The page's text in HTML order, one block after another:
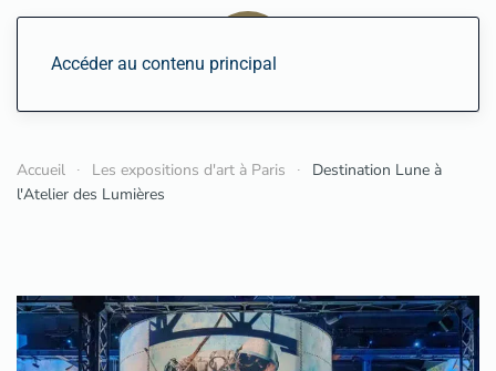
Accéder au contenu principal
Accueil Les expositions d'art à Paris
Destination Lune à
l'Atelier des Lumières